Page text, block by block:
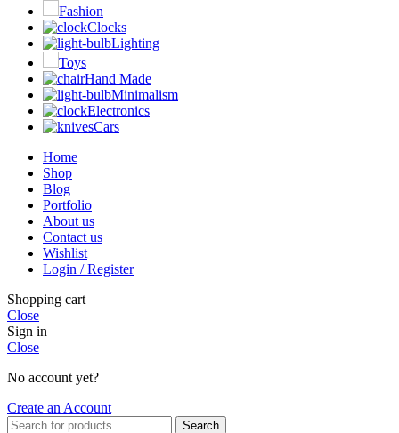
Fashion
Clocks
Lighting
Toys
Hand Made
Minimalism
Electronics
Cars
Home
Shop
Blog
Portfolio
About us
Contact us
Wishlist
Login / Register
Shopping cart
Close
Sign in
Close
No account yet?
Create an Account
Search